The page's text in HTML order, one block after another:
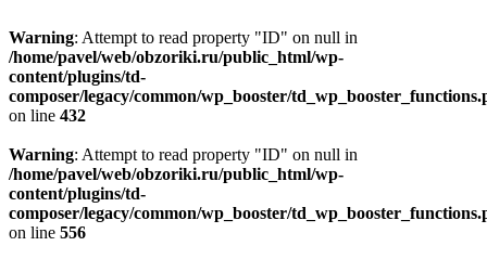
Warning: Attempt to read property "ID" on null in
/home/pavel/web/obzoriki.ru/public_html/wp-
content/plugins/td-
composer/legacy/common/wp_booster/
on line 432
Warning: Attempt to read property "ID" on null in
/home/pavel/web/obzoriki.ru/public_html/wp-
content/plugins/td-
composer/legacy/common/wp_booster/
on line 556